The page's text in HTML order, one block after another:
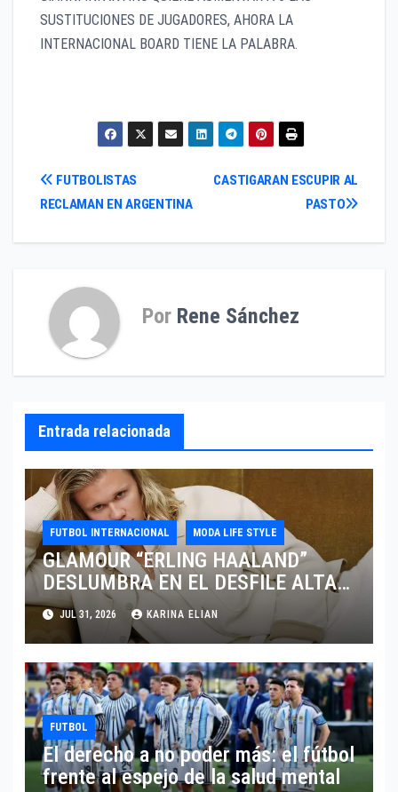
SUSTITUCIONES DE JUGADORES, AHORA LA
INTERNACIONAL BOARD TIENE LA PALABRA.
Navegación
CASTIGARAN ESCUPIR AL
PASTO
FUTBOLISTAS
RECLAMAN EN ARGENTINA
Por Rene Sánchez
Entrada relacionada
FUTBOL INTERNACIONAL MODA LIFE STYLE
GLAMOUR “ERLING HAALAND”
DESLUMBRA EN EL DESFILE ALTA
SARTORIA DE DOLCE & GABBANA
TRAS EL MUNDIAL 2026
JUL 31, 2026 KARINA ELIAN
FUTBOL
El derecho a no poder más: el fútbol
frente al espejo de la salud mental